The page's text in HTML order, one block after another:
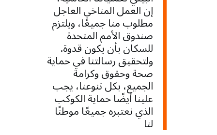
إن العمل المناخي العاجل
مطلوب منا جميعًا، ويلتزم
صندوق الأمم المتحدة
للسكان بأن يكون قدوة.
ولتحقيق رسالتنا في حماية
صحة وحقوق وكرامة
الجميع، بكل تنوعنا، يجب
علينا أيضًا حماية الكوكب
الذي نعتبره جميعًا موطنًا
لنا